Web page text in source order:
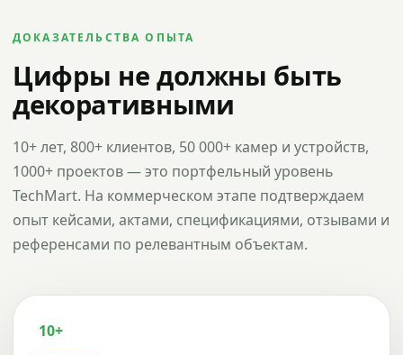
ДОКАЗАТЕЛЬСТВА ОПЫТА
Цифры не должны быть
декоративными
10+ лет, 800+ клиентов, 50 000+ камер и устройств,
1000+ проектов — это портфельный уровень
TechMart. На коммерческом этапе подтверждаем
опыт кейсами, актами, спецификациями, отзывами и
референсами по релевантным объектам.
10+